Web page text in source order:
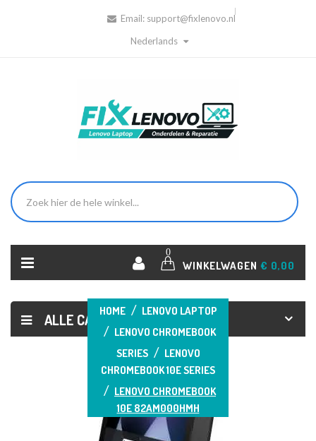
Email: support@fixlenovo.nl
Nederlands
0
WINKELWAGEN € 0,00
ALLE CATEGORIEËN
HOME
LENOVO LAPTOP
LENOVO CHROMEBOOK
SERIES
LENOVO
CHROMEBOOK 10E SERIES
LENOVO CHROMEBOOK
10E 82AM000HMH